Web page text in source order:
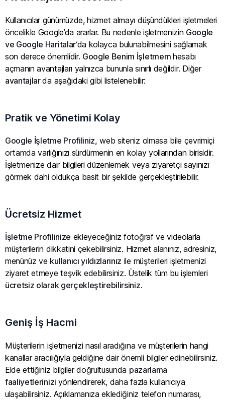
Kullanıcılar günümüzde, hizmet almayı düşündükleri işletmeleri
öncelikle Google’da ararlar. Bu nedenle işletmenizin Google
ve Google Haritalar‘da kolayca bulunabilmesini sağlamak
son derece önemlidir. Google Benim İşletmem hesabı
açmanın avantajları yalnızca bununla sınırlı değildir. Diğer
avantajlarda aşağıdaki gibi listelenebilir:
Pratik ve Yönetimi Kolay
Google İşletme Profiliniz, web siteniz olmasa bile çevrimiçi
ortamda varlığınızı sürdürmenin en kolay yollarından birisidir.
İşletmenize dair bilgileri düzenlemek veya ziyaretçi sayınızı
görmek dahi oldukça basit bir şekilde gerçekleştirilebilir.
Ücretsiz Hizmet
İşletme Profilinize ekleyeceğiniz fotoğraf ve videolarla
müşterilerin dikkatini çekebilirsiniz. Hizmet alanınız, adresiniz,
menünüz ve kullanıcı yıldızlarınız ile müşterileri işletmenizi
ziyaret etmeye teşvik edebilirsiniz. Üstelik tüm bu işlemleri
ücretsiz olarak gerçekleştirebilirsiniz.
Geniş İş Hacmi
Müşterilerin işletmenizi nasıl aradığına ve müşterilerin hangi
kanallar aracılığıyla geldiğine dair önemli bilgiler edinebilirsiniz.
Elde ettiğiniz bilgiler doğrultusunda pazarlama
faaliyetlerinizi yönlendirerek, daha fazla kullanıcıya
ulaşabilirsiniz. Açıklamanıza eklediğiniz telefon numarası,